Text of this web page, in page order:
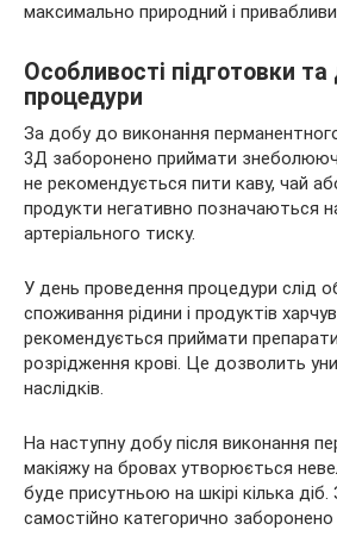
максимально природний і
Особливості підготовки та
процедури
За добу до виконання
3Д заборонено приймати
не рекомендується пити каву, чай або
продукти негативно позначаються
артеріального тиску.
У день проведення процедури слід
споживання рідини і продуктів
рекомендується приймати
розрідження крові. Це дозволить
наслідків.
На наступну добу після виконання
макіяжу на бровах утворюється
буде присутньою на шкірі кілька діб.
самостійно категорично